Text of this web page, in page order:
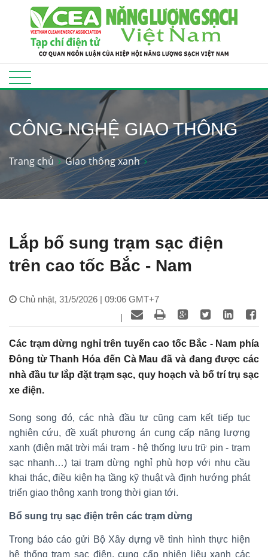
CÔNG NGHỆ GIAO THÔNG
Trang chủ Giao thông xanh
Lắp bổ sung trạm sạc điện
trên cao tốc Bắc - Nam
Chủ nhật, 31/5/2026 | 09:06 GMT+7
|
Các trạm dừng nghỉ trên tuyến cao tốc Bắc - Nam phía
Đông từ Thanh Hóa đến Cà Mau đã và đang được các
nhà đầu tư lắp đặt trạm sạc, quy hoạch và bố trí trụ sạc
xe điện.
Song song đó, các nhà đầu tư cũng cam kết tiếp tục
nghiên cứu, đề xuất phương án cung cấp năng lượng
xanh (điện mặt trời mái trạm - hệ thống lưu trữ pin - trạm
sạc nhanh…) tại trạm dừng nghỉ phù hợp với nhu cầu
khai thác, điều kiện hạ tầng kỹ thuật và định hướng phát
triển giao thông xanh trong thời gian tới.
Bổ sung trụ sạc điện trên các trạm dừng
Trong báo cáo gửi Bộ Xây dựng về tình hình thực hiện
hệ thống trạm sạc điện, cung cấp nhiên liệu xanh các